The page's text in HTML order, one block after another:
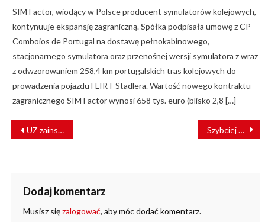
SIM Factor, wiodący w Polsce producent symulatorów kolejowych,
kontynuuje ekspansję zagraniczną. Spółka podpisała umowę z CP –
Comboios de Portugal na dostawę pełnokabinowego,
stacjonarnego symulatora oraz przenośnej wersji symulatora z wraz
z odwzorowaniem 258,4 km portugalskich tras kolejowych do
prowadzenia pojazdu FLIRT Stadlera. Wartość nowego kontraktu
zagranicznego SIM Factor wynosi 658 tys. euro (blisko 2,8 […]
NAWIGACJA
WPISU
UZ zainstalowała na stacji w Charkowie system kontroli bagażu Szybciej ze Śląska nad Bałtyk
Dodaj komentarz
Musisz sięzalogować, aby móc dodać komentarz.